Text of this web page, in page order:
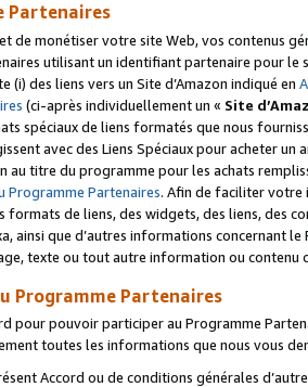
Partenaires
de monétiser votre site Web, vos contenus
utilisant un identifiant partenaire pour le
(i) des liens vers un Site d’Amazon indiqué en
(ci-après individuellement un « Site
spéciaux de liens formatés que nous
avec des Liens Spéciaux pour acheter
au titre du programme pour les achats
Programme Partenaires. Afin de faciliter votre
formats de liens, des widgets, des liens,
ainsi que d’autres informations concernant le
texte ou tout autre information ou contenu
Programme Partenaires
pour pouvoir participer au Programme
toutes les informations que nous vous
Accord ou de conditions générales